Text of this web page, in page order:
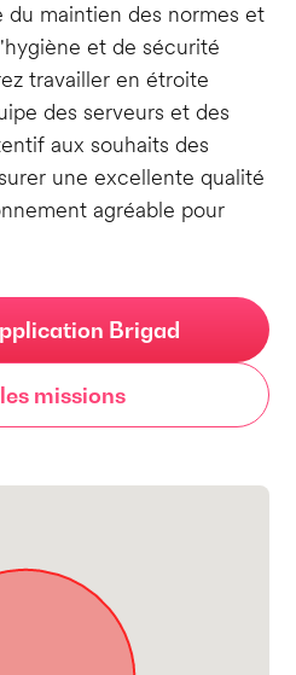
du maintien des normes et
et de sécurité
travailler en étroite
des serveurs et des
aux souhaits des
une excellente qualité
agréable pour
Brigad
missions